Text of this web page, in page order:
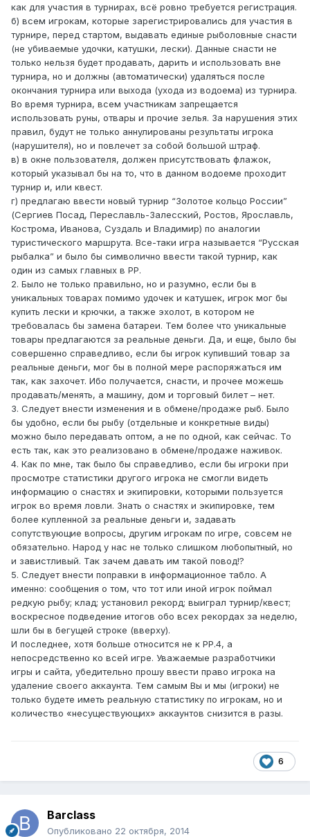
как для участия в турнирах, всё ровно требуется регистрация.
б) всем игрокам, которые зарегистрировались для участия в
турнире, перед стартом, выдавать единые рыболовные снасти
(не убиваемые удочки, катушки, лески). Данные снасти не
только нельзя будет продавать, дарить и использовать вне
турнира, но и должны (автоматически) удаляться после
окончания турнира или выхода (ухода из водоема) из турнира.
Во время турнира, всем участникам запрещается
использовать руны, отвары и прочие зелья. За нарушения этих
правил, будут не только аннулированы результаты игрока
(нарушителя), но и повлечет за собой большой штраф.
в) в окне пользователя, должен присутствовать флажок,
который указывал бы на то, что в данном водоеме проходит
турнир и, или квест.
г) предлагаю ввести новый турнир “Золотое кольцо России”
(Сергиев Посад, Переславль-Залесский, Ростов, Ярославль,
Кострома, Иванова, Суздаль и Владимир) по аналогии
туристического маршрута. Все-таки игра называется “Русская
рыбалка” и было бы символично ввести такой турнир, как
один из самых главных в РР.
2. Было не только правильно, но и разумно, если бы в
уникальных товарах помимо удочек и катушек, игрок мог бы
купить лески и крючки, а также эхолот, в котором не
требовалась бы замена батареи. Тем более что уникальные
товары предлагаются за реальные деньги. Да, и еще, было бы
совершенно справедливо, если бы игрок купивший товар за
реальные деньги, мог бы в полной мере распоряжаться им
так, как захочет. Ибо получается, снасти, и прочее можешь
продавать/менять, а машину, дом и торговый билет – нет.
3. Следует внести изменения и в обмене/продаже рыб. Было
бы удобно, если бы рыбу (отдельные и конкретные виды)
можно было передавать оптом, а не по одной, как сейчас. То
есть так, как это реализовано в обмене/продаже наживок.
4. Как по мне, так было бы справедливо, если бы игроки при
просмотре статистики другого игрока не смогли видеть
информацию о снастях и экипировки, которыми пользуется
игрок во время ловли. Знать о снастях и экипировке, тем
более купленной за реальные деньги и, задавать
сопутствующие вопросы, другим игрокам по игре, совсем не
обязательно. Народ у нас не только слишком любопытный, но
и завистливый. Так зачем давать им такой повод!?
5. Следует внести поправки в информационное табло. А
именно: сообщения о том, что тот или иной игрок поймал
редкую рыбу; клад; установил рекорд; выиграл турнир/квест;
воскресное подведение итогов обо всех рекордах за неделю,
шли бы в бегущей строке (вверху).
И последнее, хотя больше относится не к РР.4, а
непосредственно ко всей игре. Уважаемые разработчики
игры и сайта, убедительно прошу ввести право игрока на
удаление своего аккаунта. Тем самым Вы и мы (игроки) не
только будете иметь реальную статистику по игрокам, но и
количество «несуществующих» аккаунтов снизится в разы.
6
Barclass
Опубликовано 22 октября, 2014